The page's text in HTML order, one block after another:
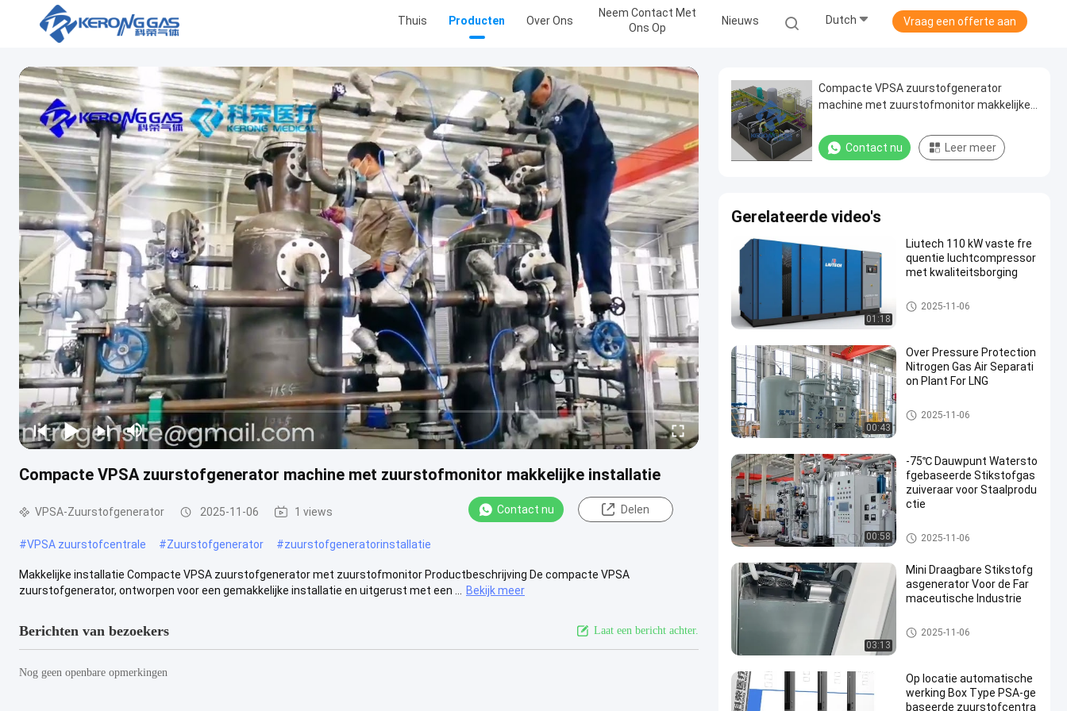
Thuis Producten Over Ons
Neem Contact Met
Ons Op
Nieuws Dutch Vraag een offerte aan
Compacte VPSA zuurstofgenerator machine met zuurstofmonitor makkelijke installatie
VPSA-Zuurstofgenerator 2025-11-06 1 views Contact nu Delen
#VPSA zuurstofcentrale #Zuurstofgenerator #zuurstofgeneratorinstallatie
Makkelijke installatie Compacte VPSA zuurstofgenerator met zuurstofmonitor Productbeschrijving De compacte VPSA
zuurstofgenerator, ontworpen voor een gemakkelijke installatie en uitgerust met een ...
Bekijk meer
Berichten van bezoekers Laat een bericht achter.
Nog geen openbare opmerkingen
Compacte VPSA zuurstofgenerator
machine met zuurstofmonitor makkelijke
Contact nu Leer meer
Gerelateerde video's
01:18
Liutech 110 kW vaste fre
quentie luchtcompressor
met kwaliteitsborging
luchtcompressor
2025-11-06
00:43
Over Pressure Protection
Nitrogen Gas Air Separati
on Plant For LNG
PSA stikstofgasgeneratoren
2025-11-06
00:58
-75℃ Dauwpunt Watersto
fgebaseerde Stikstofgas
zuiveraar voor Staalprodu
ctie
Stikstofgasreiniger
2025-11-06
03:13
Mini Draagbare Stikstofg
asgenerator Voor de Far
maceutische Industrie
Modulaire stikstofgenerator
2025-11-06
Op locatie automatische
werking Box Type PSA-ge
baseerde zuurstofcentra